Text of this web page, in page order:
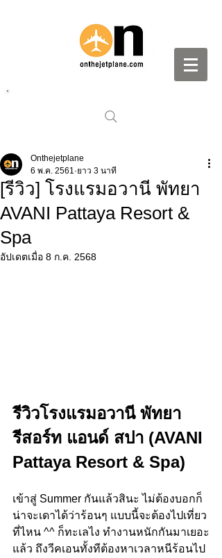
[รีวิว] โรงแรมอวานี พัทยา
AVANI Pattaya Resort &
Spa
Onthejetplane
6 พ.ค. 2561 ยาว 3 นาที
อัปเดตเมื่อ 8 ก.ค. 2568
รีวิวโรงแรมอวานี พัทยา
รีสอร์ท แอนด์ สปา (AVANI
Pattaya Resort & Spa)
เข้าสู่ Summer กันแล้วสินะ ไม่ต้องบอกก็
น่าจะเดาได้ว่าร้อนๆ แบบนี้จะต้องไปเที่ยว
ที่ไหน ^^ ก็ทะเลไง ทำงานหนักกันมาเยอะ
แล้ว ถึงวีคเอนทั้งทีต้องหาเวลาหนีร้อนไป